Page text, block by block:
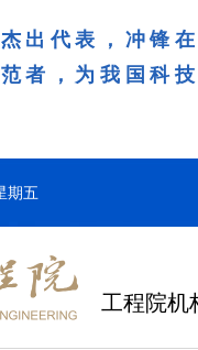
出代表，冲锋
者，为我国科
期五
工程院机